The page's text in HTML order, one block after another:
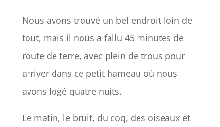
Nous avons trouvé un bel endroit loin de
tout, mais il nous a fallu 45 minutes de
route de terre, avec plein de trous pour
arriver dans ce petit hameau où nous
avons logé quatre nuits.
Le matin, le bruit, du coq, des oiseaux et